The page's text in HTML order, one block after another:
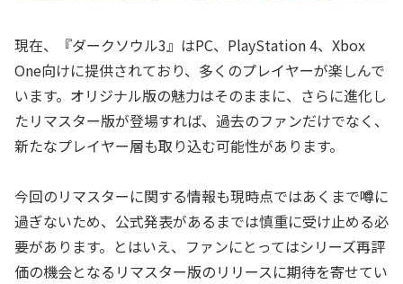
現在、『ダークソウル3』はPC、PlayStation 4、Xbox
One向けに提供されており、多くのプレイヤーが楽しんで
います。オリジナル版の魅力はそのままに、さらに進化し
たリマスター版が登場すれば、過去のファンだけでなく、
新たなプレイヤー層も取り込む可能性があります。
今回のリマスターに関する情報も現時点ではあくまで噂に
過ぎないため、公式発表があるまでは慎重に受け止める必
要があります。とはいえ、ファンにとってはシリーズ再評
価の機会となるリマスター版のリリースに期待を寄せてい